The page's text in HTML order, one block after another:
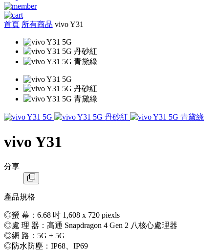
首頁 所有商品 vivo Y31
vivo Y31
分享
產品規格
◎螢 幕：6.68 吋 1,608 x 720 piexls
◎處 理 器：高通 Snapdragon 4 Gen 2 八核心處理器
◎網 路：5G + 5G
◎防水防塵：IP68、IP69